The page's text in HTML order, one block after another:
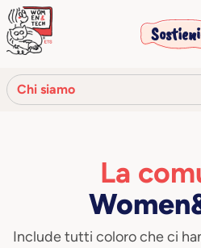
Chi siamo
La nostra
Gli organi
La
Include tutti coloro che ci